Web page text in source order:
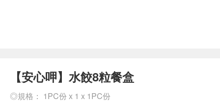
【安心呷】水餃8粒餐盒
◎規格： 1PC份 x 1 x 1PC份